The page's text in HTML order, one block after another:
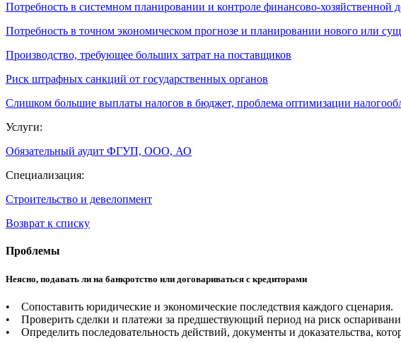
Потребность в системном планировании и контроле финансово-хозяйственной
Потребность в точном экономическом прогнозе и планировании нового или
Производство, требующее больших затрат на поставщиков
Риск штрафных санкций от государственных органов
Слишком большие выплаты налогов в бюджет, проблема оптимизации
Услуги:
Обязательный аудит ФГУП, ООО, АО
Специализация:
Строительство и девелопмент
Возврат к списку
Проблемы
Неясно, подавать ли на банкротство или договариваться с кредиторами
• Сопоставить юридические и экономические последствия каждого сценария.
• Проверить сделки и платежи за предшествующий период на риск
• Определить последовательность действий, документы и доказательства,